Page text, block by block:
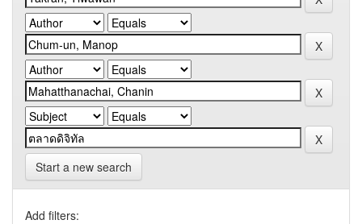
Start a new search
Add filters: